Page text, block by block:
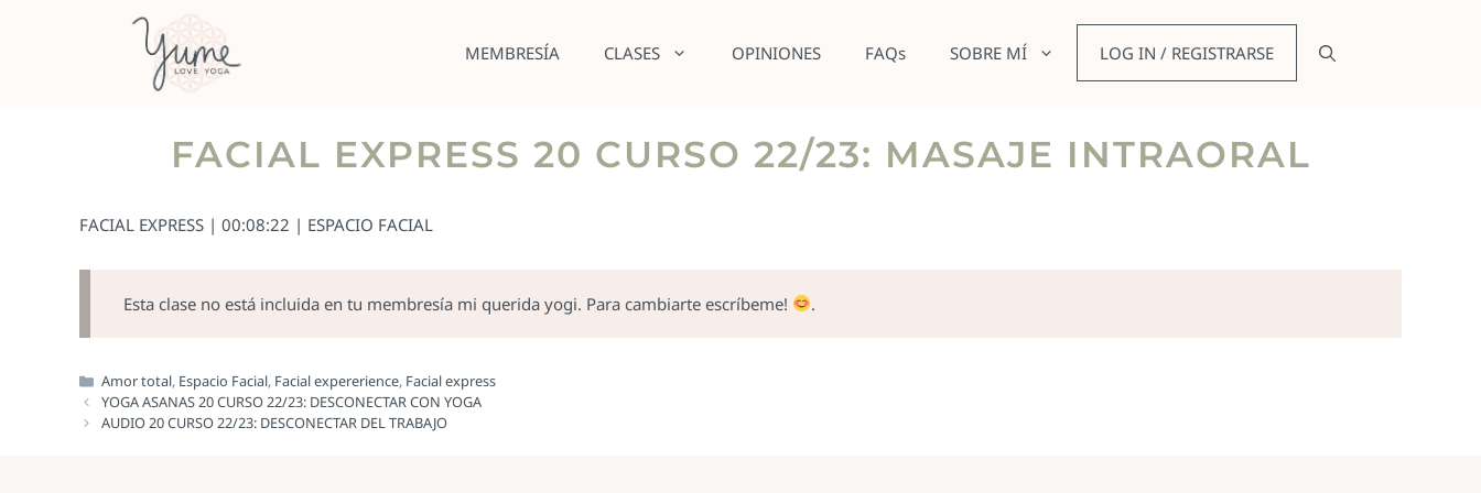
MEMBRESÍA CLASES OPINIONES FAQs SOBRE MÍ LOG IN / REGISTRARSE
FACIAL EXPRESS 20 CURSO 22/23: MASAJE INTRAORAL
FACIAL EXPRESS | 00:08:22 | ESPACIO FACIAL
Esta clase no está incluida en tu membresía mi querida yogi. Para cambiarte escríbeme! .
Amor total, Espacio Facial, Facial expererience, Facial express
YOGA ASANAS 20 CURSO 22/23: DESCONECTAR CON YOGA
AUDIO 20 CURSO 22/23: DESCONECTAR DEL TRABAJO